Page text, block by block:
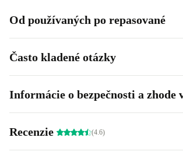
Od používaných po repasované
Často kladené otázky
Informácie o bezpečnosti a zhode
Recenzie (4.6)